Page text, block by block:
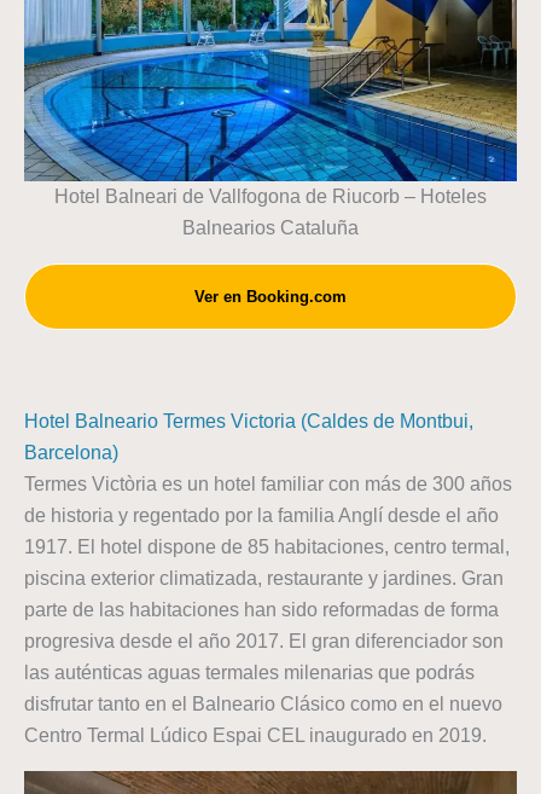
Hotel Balneari de Vallfogona de Riucorb – Hoteles
Balnearios Cataluña
Ver en Booking.com
Hotel Balneario Termes Victoria (Caldes de Montbui,
Barcelona)
Termes Victòria es un hotel familiar con más de 300 años
de historia y regentado por la familia Anglí desde el año
1917. El hotel dispone de 85 habitaciones, centro termal,
piscina exterior climatizada, restaurante y jardines. Gran
parte de las habitaciones han sido reformadas de forma
progresiva desde el año 2017. El gran diferenciador son
las auténticas aguas termales milenarias que podrás
disfrutar tanto en el Balneario Clásico como en el nuevo
Centro Termal Lúdico Espai CEL inaugurado en 2019.